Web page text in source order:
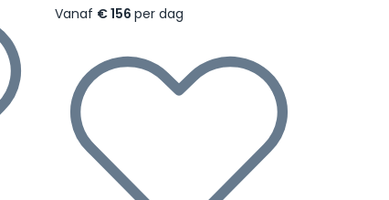
Vanaf € 156per dag